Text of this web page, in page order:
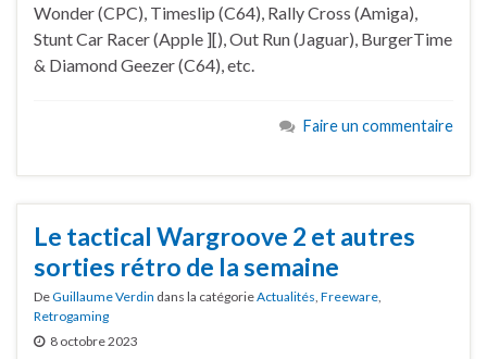
Wonder (CPC), Timeslip (C64), Rally Cross (Amiga),
Stunt Car Racer (Apple ][), Out Run (Jaguar), BurgerTime
& Diamond Geezer (C64), etc.
Faire un commentaire
Le tactical Wargroove 2 et autres
sorties rétro de la semaine
DeGuillaume Verdin dans la catégorieActualités Freeware
Retrogaming
8 octobre 2023